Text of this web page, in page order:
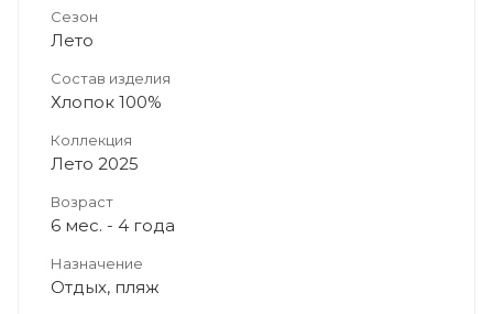
Сезон
Лето
Состав изделия
Хлопок 100%
Коллекция
Лето 2025
Возраст
6 мес. - 4 года
Назначение
Отдых, пляж